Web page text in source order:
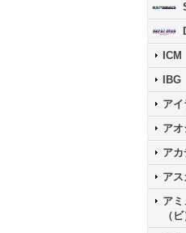
ICM
IBG
アイ
ア
ア
ア
ア
（ビ